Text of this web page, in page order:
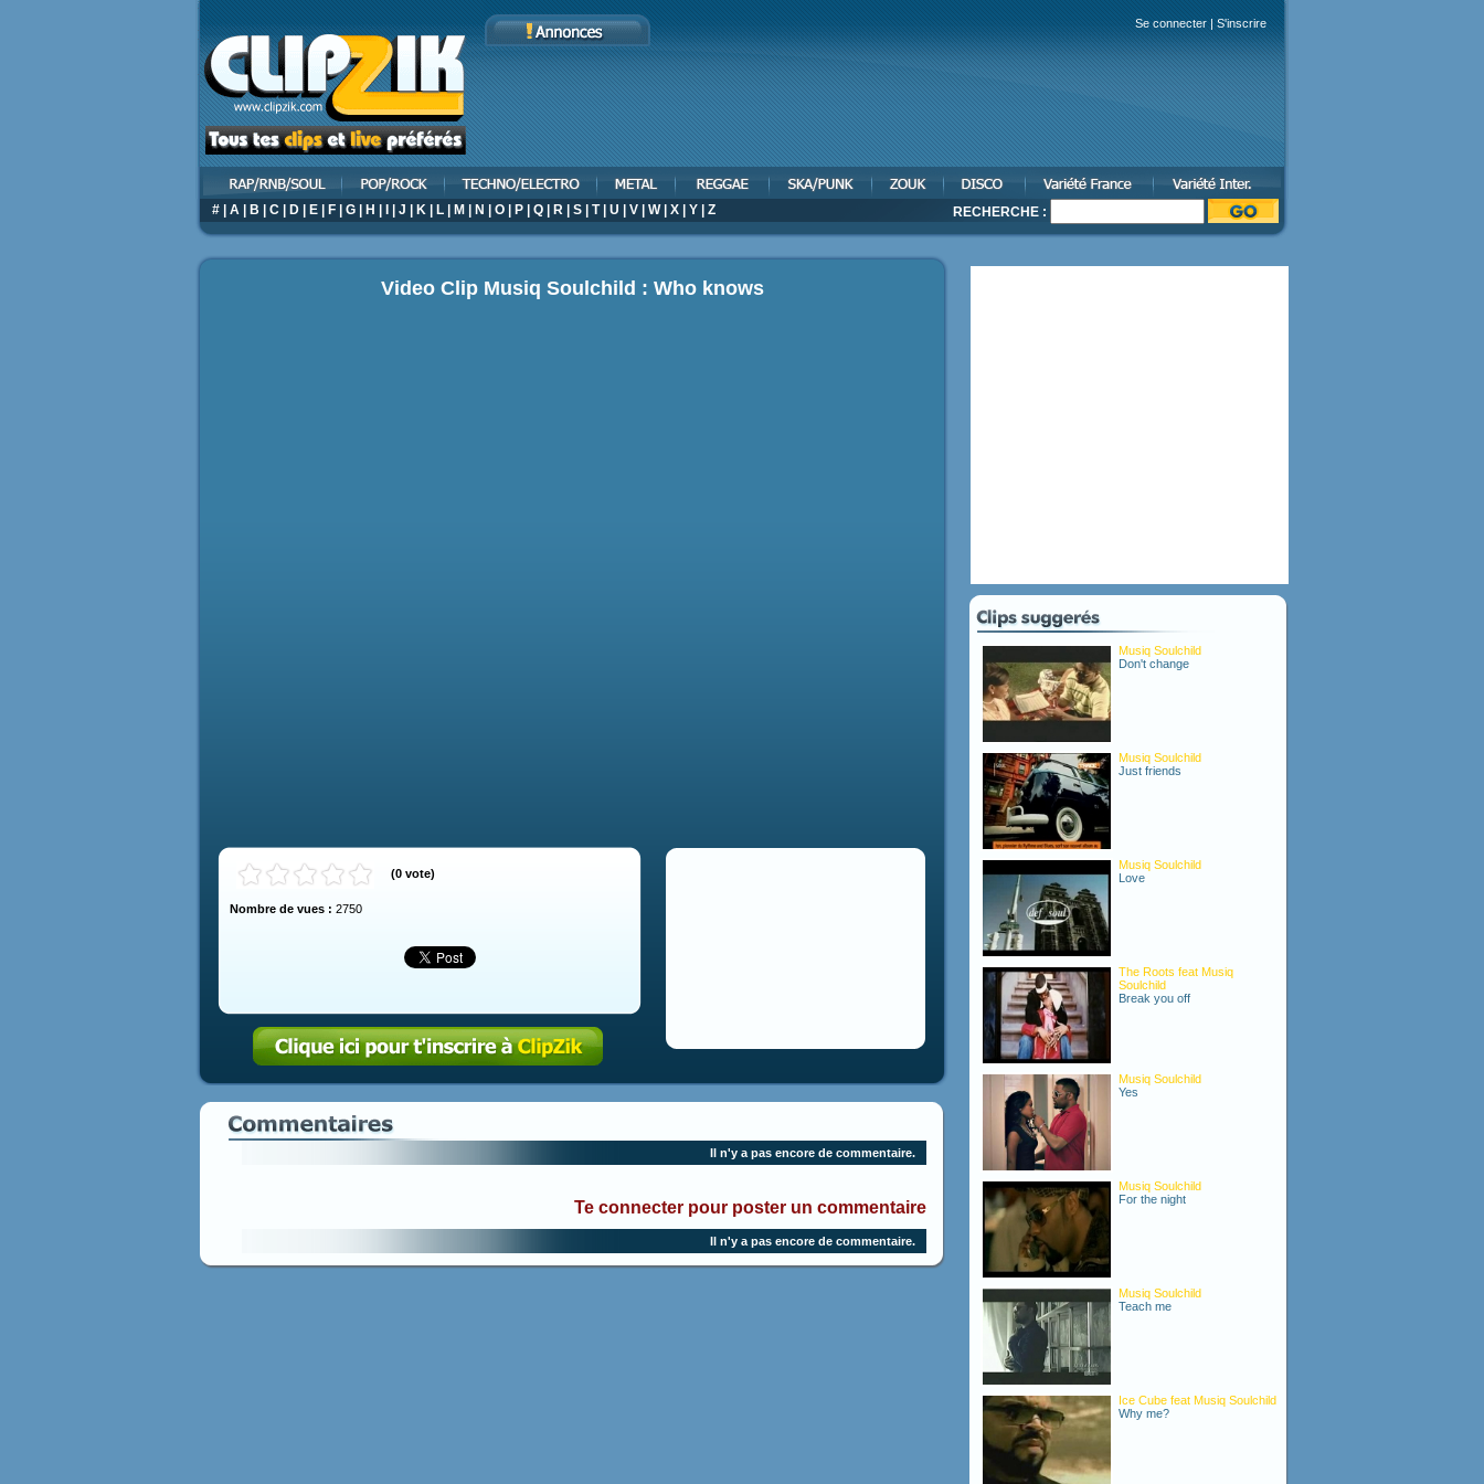
Se connecter | S'inscrire
# A B C D E F G H J K L M N O P Q R S T| U V W| X Y Z RECHERCHE :
Video Clip Musiq Soulchild : Who knows
(0 vote)
Nombre de vues : 2750
Il n'y a pas encore de commentaire.
Te connecter pour poster un commentaire
Il n'y a pas encore de commentaire.
Musiq Soulchild
Don't change
Musiq Soulchild
Just friends
Musiq Soulchild
Love
The Roots feat Musiq
Soulchild
Break you off
Musiq Soulchild
Yes
Musiq Soulchild
For the night
Musiq Soulchild
Teach me
Ice Cube feat Musiq Soulchild
Why me?